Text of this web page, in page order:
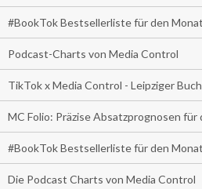
#BookTok Bestsellerliste für den
Podcast-Charts von Media Control
TikTok x Media Control - Leipziger
MC Folio: Präzise Absatzprognosen für
#BookTok Bestsellerliste für den
Die Podcast Charts von Media Control